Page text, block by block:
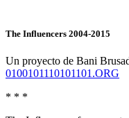
The Influencers 2004-2015
Un proyecto de Bani
0100101110101101.ORG
* * *